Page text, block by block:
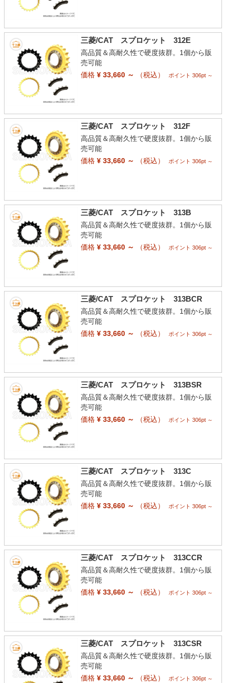
三菱/CAT スプロケット 312E
高品質＆高耐久性で硬度抜群。1個から販
売可能
価格¥ 33,660 ～ （税込） ポイント 306pt ～
三菱/CAT スプロケット 312F
高品質＆高耐久性で硬度抜群。1個から販
売可能
価格¥ 33,660 ～ （税込） ポイント 306pt ～
三菱/CAT スプロケット 313B
高品質＆高耐久性で硬度抜群。1個から販
売可能
価格¥ 33,660 ～ （税込） ポイント 306pt ～
三菱/CAT スプロケット 313BCR
高品質＆高耐久性で硬度抜群。1個から販
売可能
価格¥ 33,660 ～ （税込） ポイント 306pt ～
三菱/CAT スプロケット 313BSR
高品質＆高耐久性で硬度抜群。1個から販
売可能
価格¥ 33,660 ～ （税込） ポイント 306pt ～
三菱/CAT スプロケット 313C
高品質＆高耐久性で硬度抜群。1個から販
売可能
価格¥ 33,660 ～ （税込） ポイント 306pt ～
三菱/CAT スプロケット 313CCR
高品質＆高耐久性で硬度抜群。1個から販
売可能
価格¥ 33,660 ～ （税込） ポイント 306pt ～
三菱/CAT スプロケット 313CSR
高品質＆高耐久性で硬度抜群。1個から販
売可能
価格¥ 33,660 ～ （税込） ポイント 306pt ～